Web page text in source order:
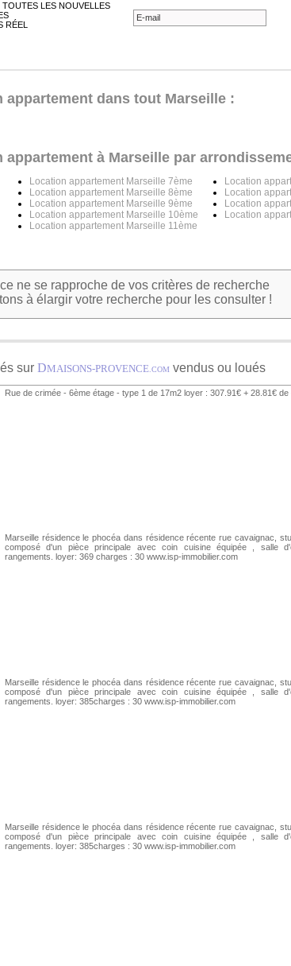
TOUTES LES NOUVELLES
RÉEL
dans tout Marseille :
à Marseille par
Location appartement Marseille 7ème
Location appartement Marseille 8ème
Location appartement Marseille 9ème
Location appartement Marseille 10ème
Location appartement Marseille 11ème
Location
Location
Location
Location
ne se rapproche de vos critères de recherche
à élargir votre recherche pour les consulter !
sur DMAISONS-PROVENCE .COM vendus ou loués
Rue de crimée - 6ème étage - type 1 de 17m2 loyer : 307.91€ + 28.81€ de
Marseille résidence le phocéa dans résidence récente rue cavaignac,
composé d'un pièce principale avec coin cuisine équipée , salle
rangements. loyer: 369 charges : 30 www.isp-immobilier.com
Marseille résidence le phocéa dans résidence récente rue cavaignac,
composé d'un pièce principale avec coin cuisine équipée , salle
rangements. loyer: 385charges : 30 www.isp-immobilier.com
Marseille résidence le phocéa dans résidence récente rue cavaignac,
composé d'un pièce principale avec coin cuisine équipée , salle
rangements. loyer: 385charges : 30 www.isp-immobilier.com